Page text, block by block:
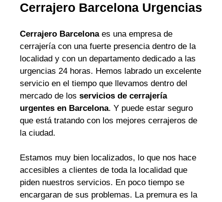
Cerrajero Barcelona Urgencias
Cerrajero Barcelonaes una empresa de
cerrajería con una fuerte presencia dentro de la
localidad y con un departamento dedicado a las
urgencias 24 horas. Hemos labrado un excelente
servicio en el tiempo que llevamos dentro del
mercado de los servicios de cerrajería
urgentes en Barcelona. Y puede estar seguro
que está tratando con los mejores cerrajeros de
la ciudad.
Estamos muy bien localizados, lo que nos hace
accesibles a clientes de toda la localidad que
piden nuestros servicios. En poco tiempo se
encargaran de sus problemas. La premura es la